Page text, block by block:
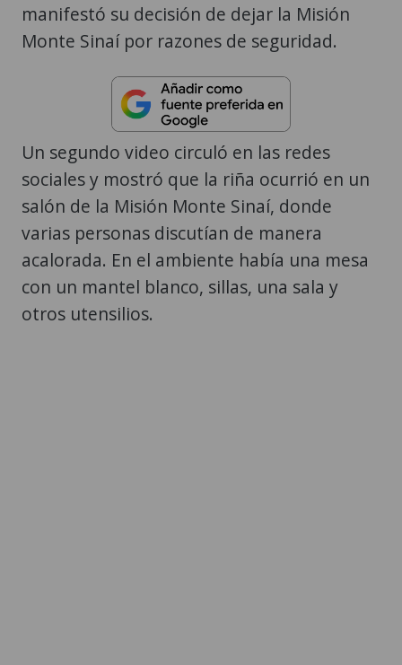
manifestó su decisión de dejar la Misión
Monte Sinaí por razones de seguridad.
Un segundo video circuló en las redes
sociales y mostró que la riña ocurrió en un
salón de la Misión Monte Sinaí, donde
varias personas discutían de manera
acalorada. En el ambiente había una mesa
con un mantel blanco, sillas, una sala y
otros utensilios.